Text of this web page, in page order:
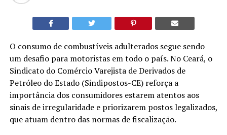
O consumo de combustíveis adulterados segue sendo
um desafio para motoristas em todo o país. No Ceará, o
Sindicato do Comércio Varejista de Derivados de
Petróleo do Estado (Sindipostos-CE) reforça a
importância dos consumidores estarem atentos aos
sinais de irregularidade e priorizarem postos legalizados,
que atuam dentro das normas de fiscalização.